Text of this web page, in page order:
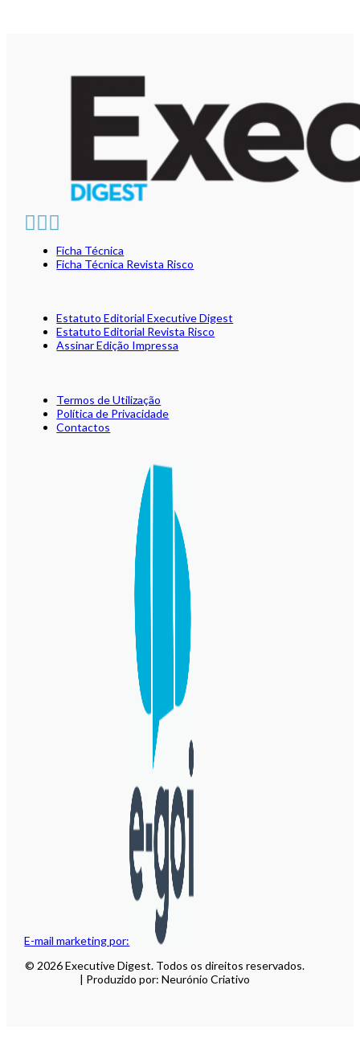
E-mail marketing por:
Ficha Técnica
Ficha Técnica Revista Risco
Estatuto Editorial Executive Digest
Estatuto Editorial Revista Risco
Assinar Edição Impressa
Termos de Utilização
Política de Privacidade
Contactos
© 2026 Executive Digest. Todos os direitos reservados.
| Produzido por: Neurónio Criativo